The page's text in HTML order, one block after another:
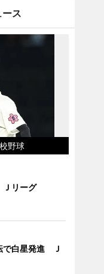
ス
野球
リーグ
で白星発進 Ｊ